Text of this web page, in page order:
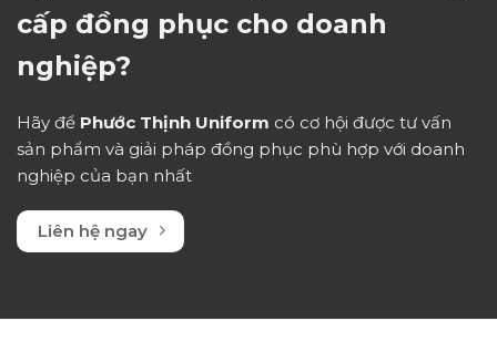
cấp đồng phục cho doanh
nghiệp?
Hãy để Phước Thịnh Uniform có cơ hội được tư vấn
sản phẩm và giải pháp đồng phục phù hợp với doanh
nghiệp của bạn nhất
Liên hệ ngay